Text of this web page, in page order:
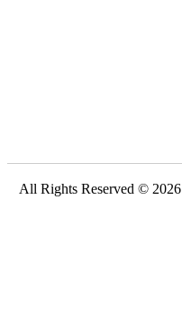
All Rights Reserved © 2026